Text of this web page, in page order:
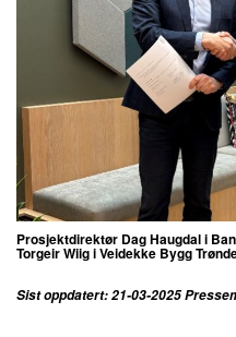
Prosjektdirektør Dag Haugdal i
Torgeir Wiig i Veidekke Bygg
Sist oppdatert: 21-03-2025